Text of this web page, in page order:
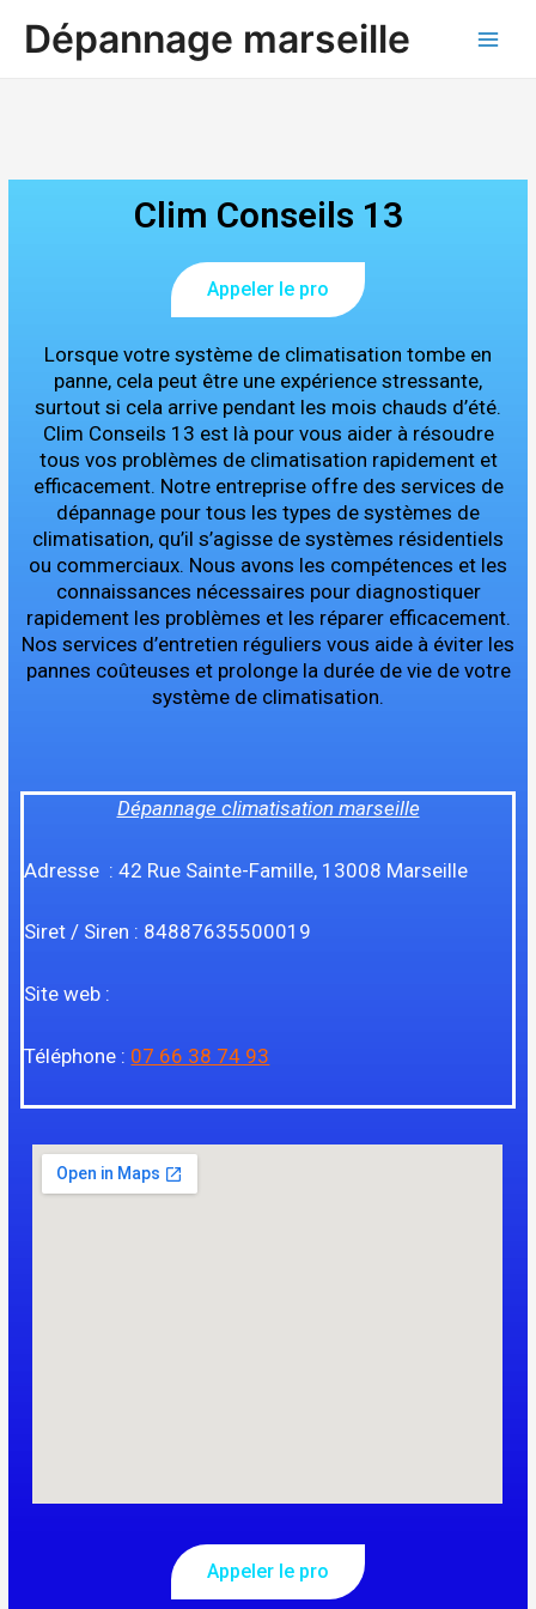
Dépannage marseille
Clim Conseils 13
Appeler le pro
Lorsque votre système de climatisation tombe en
panne, cela peut être une expérience stressante,
surtout si cela arrive pendant les mois chauds d’été.
Clim Conseils 13 est là pour vous aider à résoudre
tous vos problèmes de climatisation rapidement et
efficacement. Notre entreprise offre des services de
dépannage pour tous les types de systèmes de
climatisation, qu’il s’agisse de systèmes résidentiels
ou commerciaux. Nous avons les compétences et les
connaissances nécessaires pour diagnostiquer
rapidement les problèmes et les réparer efficacement.
Nos services d’entretien réguliers vous aide à éviter les
pannes coûteuses et prolonge la durée de vie de votre
système de climatisation.
Dépannage climatisation marseille
Adresse : 42 Rue Sainte-Famille, 13008 Marseille
Siret / Siren : 84887635500019
Site web :
Téléphone : 07 66 38 74 93
Appeler le pro